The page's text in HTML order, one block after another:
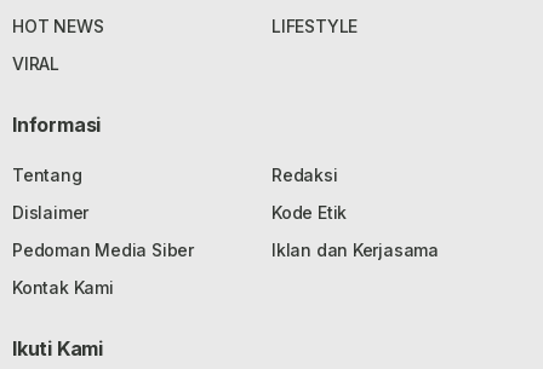
HOT NEWS
LIFESTYLE
VIRAL
Informasi
Tentang
Redaksi
Dislaimer
Kode Etik
Pedoman Media Siber
Iklan dan Kerjasama
Kontak Kami
Ikuti Kami